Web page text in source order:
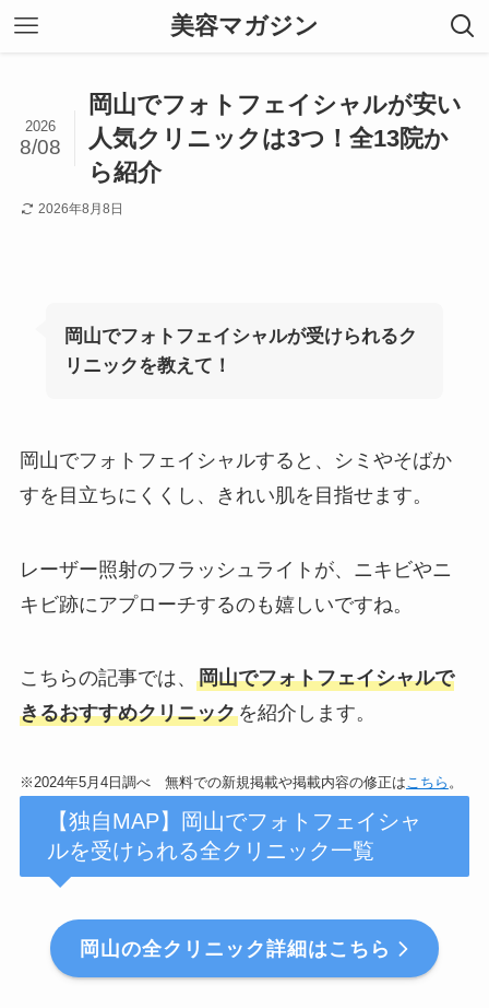
美容マガジン
岡山でフォトフェイシャルが安い
人気クリニックは3つ！全13院か
ら紹介
2026
8/08
2026年8月8日
岡山でフォトフェイシャルが受けられるク
リニックを教えて！
岡山でフォトフェイシャルすると、シミやそばか
すを目立ちにくくし、きれい肌を目指せます。
レーザー照射のフラッシュライトが、ニキビやニ
キビ跡にアプローチするのも嬉しいですね。
こちらの記事では、 岡山でフォトフェイシャルで
きるおすすめクリニックを紹介します。
※2024年5月4日調べ 無料での新規掲載や掲載内容の修正はこちら 。
【独自MAP】岡山でフォトフェイシャ
ルを受けられる全クリニック一覧
岡山の全クリニック詳細はこちら